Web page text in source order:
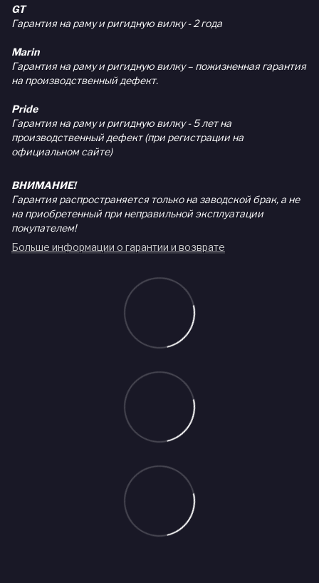
GT
Гарантия на раму и ригидную вилку - 2 года
Marin
Гарантия на раму и ригидную вилку – пожизненная гарантия
на производственный дефект.
Pride
Гарантия на раму и ригидную вилку - 5 лет на
производственный дефект (при регистрации на
официальном сайте)
ВНИМАНИЕ!
Гарантия распространяется только на заводской брак, а не
на приобретенный при неправильной эксплуатации
покупателем!
Больше информации о гарантии и возврате